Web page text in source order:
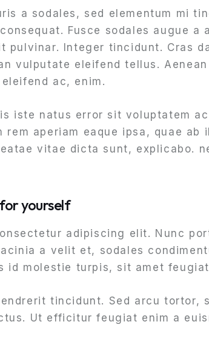
a sodales, sed elementum mi
Fusce sodales augue a
pulvinar. Integer tincidunt. Cras
vulputate eleifend tellus.
ac, enim.
iste natus error sit voluptatem
rem aperiam eaque ipsa, quae ab
vitae dicta sunt, explicabo.
yourself
adipiscing elit. Nunc
a velit et, sodales
id molestie turpis, sit amet
tincidunt. Sed arcu tortor,
Ut efficitur feugiat enim a